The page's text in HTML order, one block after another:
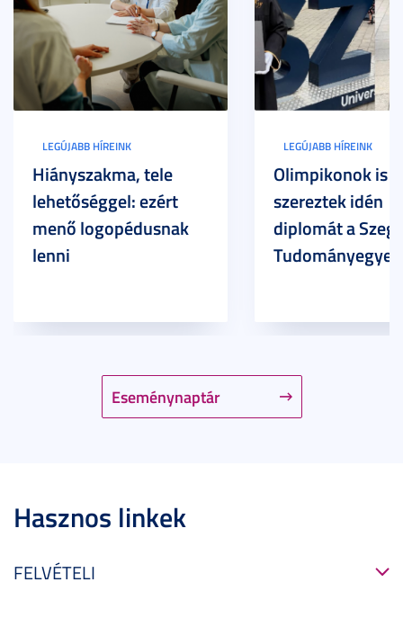
Eseménynaptár
LEGÚJABB HÍREINK
Hiányszakma, tele
lehetőséggel: ezért
menő logopédusnak
lenni
LEGÚJABB HÍREINK
Olimpikonok is
szereztek idén
diplomát a
Hasznos linkek
FELVÉTELI